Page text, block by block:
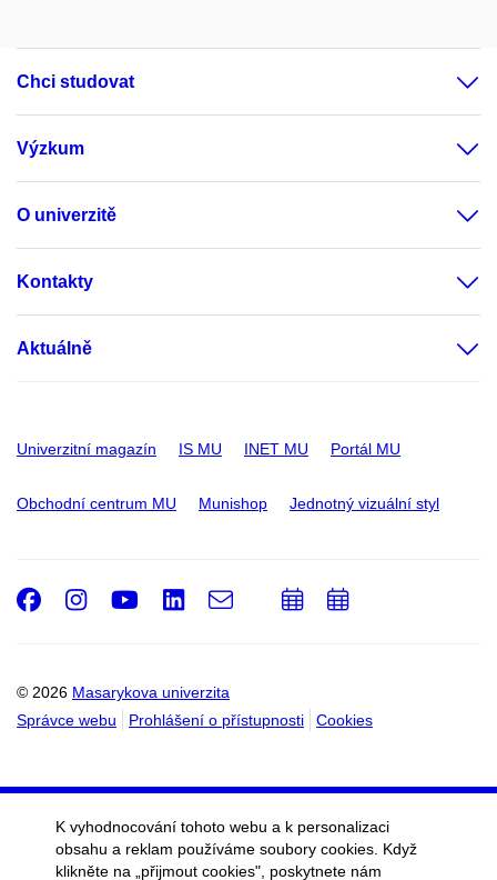
Chci studovat
Výzkum
O univerzitě
Kontakty
Aktuálně
Univerzitní magazín IS MU INET MU Portál MU
Obchodní centrum MU Munishop Jednotný vizuální styl
© 2026 Masarykova univerzita
Správce webu
Prohlášení o přístupnosti Cookies
Facebook
Instagram
Youtube
LinkedIn
e-
PřidatPřidat
K vyhodnocování tohoto webu a k personalizaci
obsahu a reklam používáme soubory cookies. Když
klikněte na „přijmout cookies", poskytnete nám